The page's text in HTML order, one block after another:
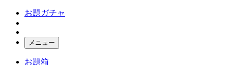
お題ガチャ
メニュー
お題箱